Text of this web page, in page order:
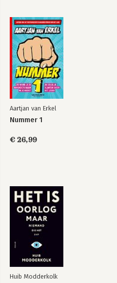
Aartjan van Erkel
Nummer 1
€ 26,99
Huib Modderkolk